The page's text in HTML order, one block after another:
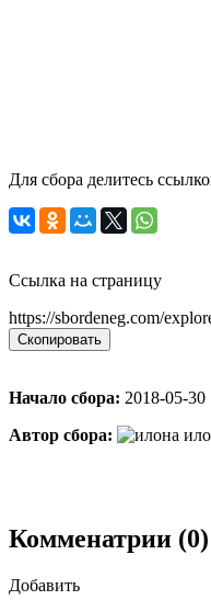
Для сбора делитесь
Ссылка на страницу
https://sbordeneg.com/
Скопировать
Начало сбора: 2018-05-30
Автор сбора:
Комменатрии (0)
Добавить